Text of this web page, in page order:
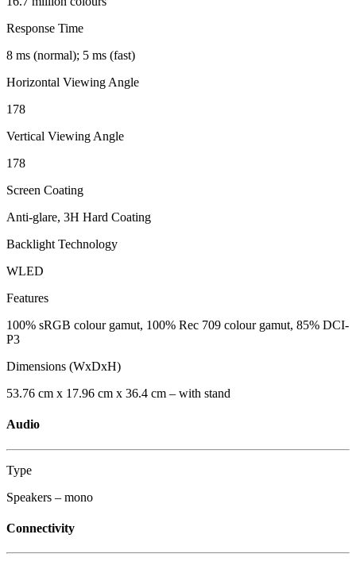
Response Time
8 ms (normal); 5 ms (fast)
Horizontal Viewing Angle
178
Vertical Viewing Angle
178
Screen Coating
Anti-glare, 3H Hard Coating
Backlight Technology
WLED
Features
100% sRGB colour gamut, 100% Rec 709 colour gamut, 85% DCI-
P3
Dimensions (WxDxH)
53.76 cm x 17.96 cm x 36.4 cm – with stand
Audio
Type
Speakers – mono
Connectivity